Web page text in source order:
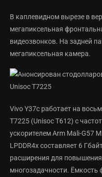
В каплевидном вырезе в
мегапиксельная
видеозвонков. На задней
мегапиксельная камера.
Vivo Y37c работает на
T7225 (Unisoc T612) с
ускорителем Arm Mali-G57
LPDDR4x составляет 6
расширения для
многозадачности. Ёмкость